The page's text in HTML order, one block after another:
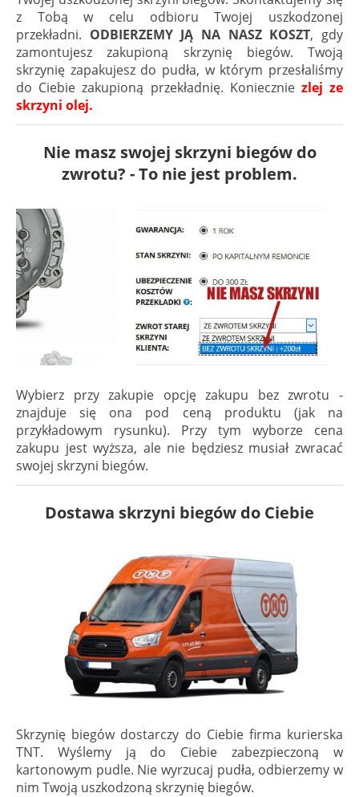
z Tobą w celu odbioru Twojej uszkodzonej
przekładni. ODBIERZEMY JĄ NA NASZ KOSZT, gdy
zamontujesz zakupioną skrzynię biegów. Twoją
skrzynię zapakujesz do pudła, w którym przesłaliśmy
do Ciebie zakupioną przekładnię. Koniecznie zlej ze
skrzyni olej.
Nie masz swojej skrzyni biegów do
zwrotu? - To nie jest problem.
Wybierz przy zakupie opcję zakupu bez zwrotu -
znajduje się ona pod ceną produktu (jak na
przykładowym rysunku). Przy tym wyborze cena
zakupu jest wyższa, ale nie będziesz musiał zwracać
swojej skrzyni biegów.
Dostawa skrzyni biegów do Ciebie
Skrzynię biegów dostarczy do Ciebie firma kurierska
TNT. Wyślemy ją do Ciebie zabezpieczoną w
kartonowym pudle. Nie wyrzucaj pudła, odbierzemy w
nim Twoją uszkodzoną skrzynię biegów.